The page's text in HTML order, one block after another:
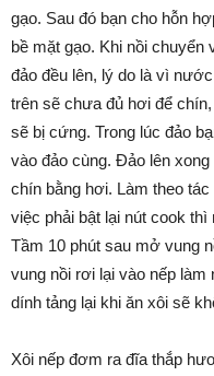
gạo. Sau đó bạn cho hỗn
bề mặt gạo. Khi nồi chuyển
đảo đều lên, lý do là vì
trên sẽ chưa đủ hơi để
sẽ bị cứng. Trong lúc đảo
vào đảo cùng. Đảo lên
chín bằng hơi. Làm theo
việc phải bật lại nút cook
Tầm 10 phút sau mở vung
vung nồi rơi lại vào nếp làm
dính tảng lại khi ăn xôi sẽ
Xôi nếp đơm ra đĩa thắp